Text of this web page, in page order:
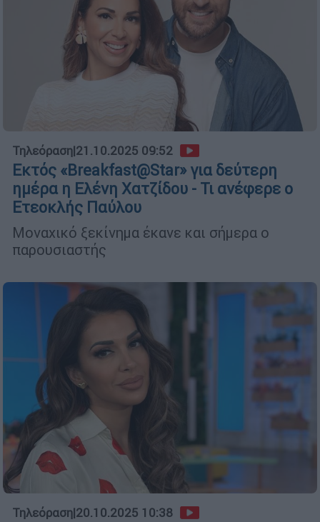
Τηλεόραση|21.10.2025 09:52
Εκτός «Breakfast@Star» για δεύτερη
ημέρα η Ελένη Χατζίδου - Τι ανέφερε ο
Ετεοκλής Παύλου
Μοναχικό ξεκίνημα έκανε και σήμερα ο
παρουσιαστής
Τηλεόραση|20.10.2025 10:38